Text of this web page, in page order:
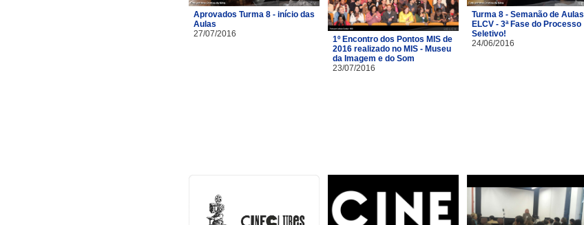
Aprovados Turma 8 - início das
Aulas
27/07/2016
1º Encontro dos Pontos MIS de
2016 realizado no MIS - Museu
da Imagem e do Som
23/07/2016
Turma 8 - Semanão de Aulas
ELCV - 3ª Fase do Processo
Seletivo!
24/06/2016